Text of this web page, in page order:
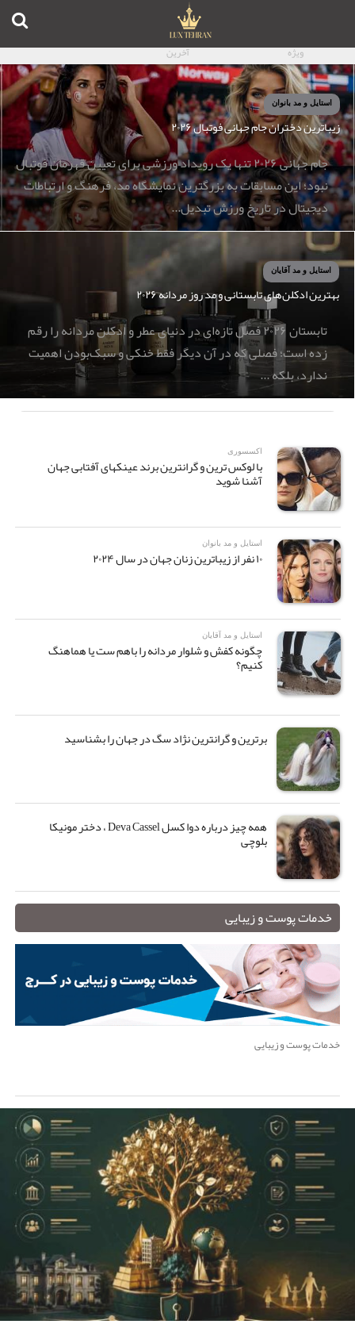
تبلیغات
خانه
آخرین خبر
ویژه آخرین
استایل و مد بانوان
زیباترین دختران جام جهانی فوتبال ۲۰۲۶
جام جهانی ۲۰۲۶ تنها یک رویداد ورزشی برای تعیین قهرمان فوتبال
نبود؛ این مسابقات به بزرگترین نمایشگاه مد، فرهنگ و ارتباطات
دیجیتال در تاریخ ورزش تبدیل...
استایل و مد آقایان
بهترین ادکلن‌های تابستانی و مد روز مردانه ۲۰۲۶
تابستان ۲۰۲۶ فصل تازه‌ای در دنیای عطر و ادکلن مردانه را رقم
زده است؛ فصلی که در آن دیگر فقط خنکی و سبک‌بودن اهمیت
ندارد، بلکه ...
اکسسوری
با لوکس ترین و گرانترین برند عینکهای آفتابی جهان
آشنا شوید
استایل و مد بانوان
۱۰ نفر از زیباترین زنان جهان در سال ۲۰۲۴
استایل و مد آقایان
چگونه کفش و شلوار مردانه را باهم ست یا هماهنگ
کنیم؟
برترین و گرانترین نژاد سگ در جهان را بشناسید
همه چیز درباره دوا کسل Deva Cassel ، دختر مونیکا
بلوچی
خدمات پوست و زیبایی
خدمات پوست و زیبایی